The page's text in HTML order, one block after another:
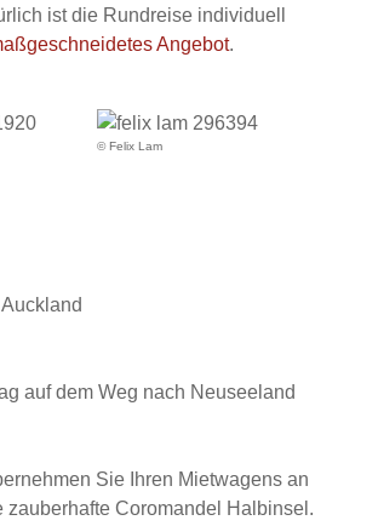
ist die Rundreise individuell
Angebot.
© Felix Lam
auf dem Weg nach Neuseeland
Sie Ihren Mietwagens an
Coromandel Halbinsel.